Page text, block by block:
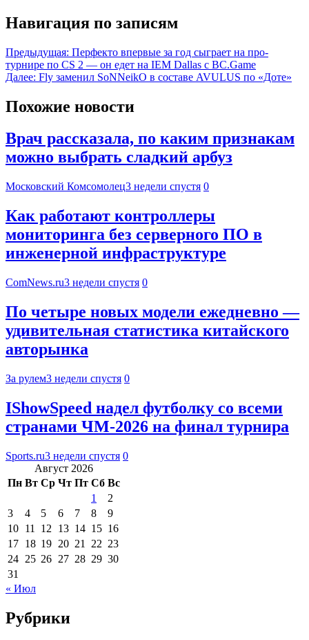
Навигация по записям
Предыдущая: Перфекто впервые за год сыграет на про-
турнире по CS 2 — он едет на IEM Dallas с BC.Game
Далее: Fly заменил SoNNeikO в составе AVULUS по «Доте»
Похожие новости
Врач рассказала, по каким признакам
можно выбрать сладкий арбуз
Московский Комсомолец3 недели спустя 0
Как работают контроллеры
мониторинга без серверного ПО в
инженерной инфраструктуре
ComNews.ru3 недели спустя 0
По четыре новых модели ежедневно —
удивительная статистика китайского
авторынка
За рулем3 недели спустя 0
IShowSpeed надел футболку со всеми
странами ЧМ-2026 на финал турнира
Sports.ru3 недели спустя 0
Август 2026
Пн Вт Ср Чт Пт Сб Вс
1
2
3
4 5 6 7 8
9
10 11 12 13 14 15 16
17 18 19 20 21 22 23
24 25 26 27 28 29 30
31
« Июл
Рубрики